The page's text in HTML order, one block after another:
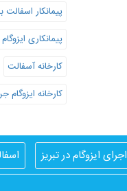
پیمانکار اسفالت
پیمانکاری
کارخانه آسفالت
کارخانه ایزوگام
اجرای ایزوگام در تبریز